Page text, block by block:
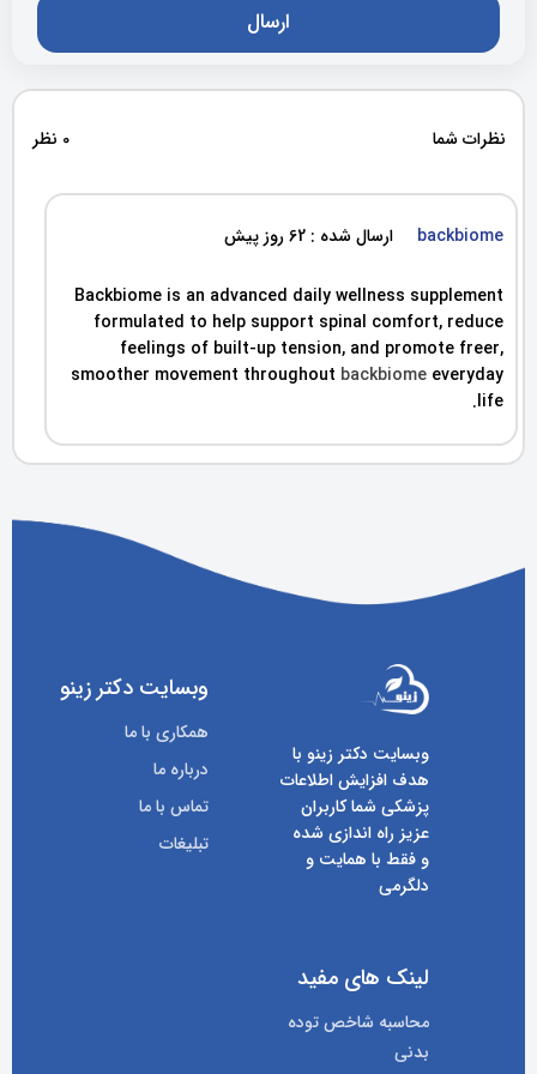
نظرات شما 0 نظر
backbiome ارسال شده : 62 روز پیش
Backbiome is an advanced daily wellness supplement
formulated to help support spinal comfort, reduce
feelings of built-up tension, and promote freer,
smoother movement throughout backbiome everyday
life.
وبسایت دکتر زینو با
هدف افزایش اطلاعات
پزشکی شما کاربران
عزیز راه اندازی شده
و فقط با همایت و
دلگرمی
وبسایت دکتر زینو
همکاری با ما
درباره ما
تماس با ما
تبلیغات
لینک های مفید
محاسبه شاخص توده
بدنی